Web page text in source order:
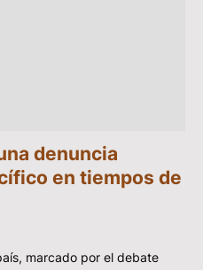
denuncia
en tiempos de
marcado por el debate